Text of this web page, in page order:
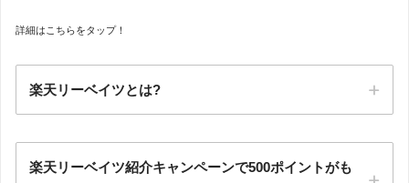
詳細はこちらをタップ！
楽天リーベイツとは?
ポイントサイト
楽天リーベイツ紹介キャンペーンで500ポイントがも